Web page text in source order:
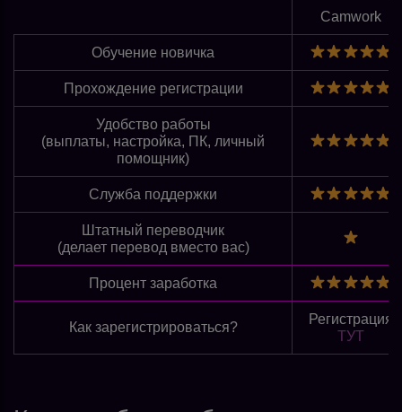
Camwork
Обучение новичка
Прохождение регистрации
Удобство работы
(выплаты, настройка, ПК, личный
помощник)
Служба поддержки
Штатный переводчик
(делает перевод вместо вас)
Процент заработка
Как зарегистрироваться?
Регистрация
ТУТ